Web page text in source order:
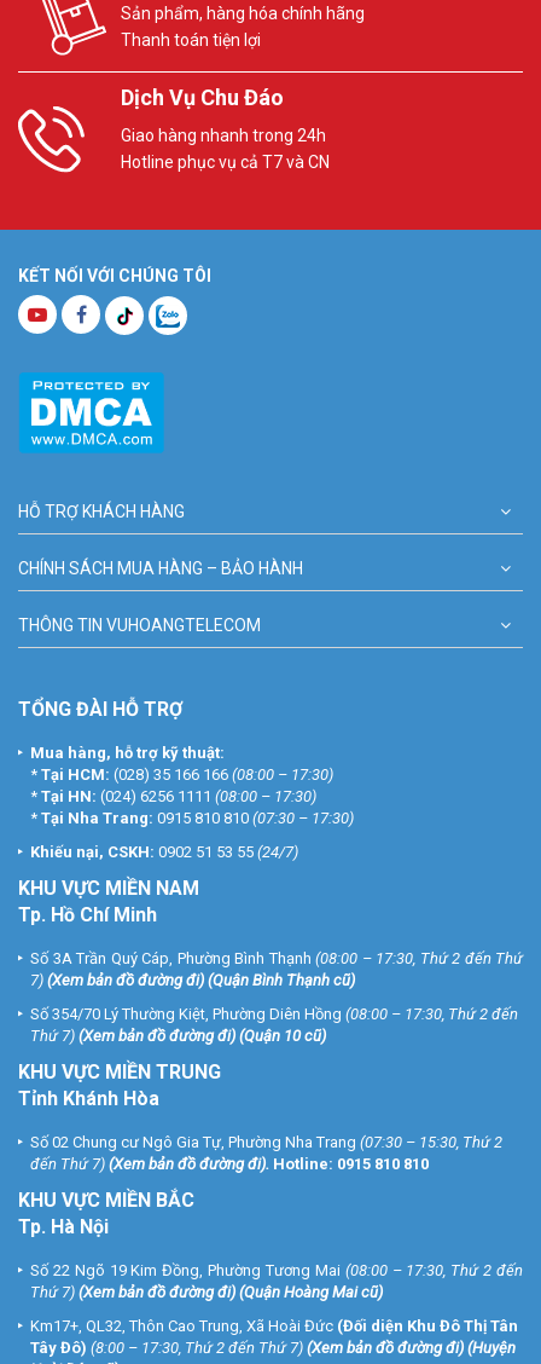
Sản phẩm, hàng hóa chính hãng
Thanh toán tiện lợi
Dịch Vụ Chu Đáo
Giao hàng nhanh trong 24h
Hotline phục vụ cả T7 và CN
KẾT NỐI VỚI CHÚNG TÔI
HỖ TRỢ KHÁCH HÀNG
CHÍNH SÁCH MUA HÀNG – BẢO HÀNH
THÔNG TIN VUHOANGTELECOM
TỔNG ĐÀI HỖ TRỢ
Mua hàng, hỗ trợ kỹ thuật:
* Tại HCM: (028) 35 166 166 (08:00 – 17:30)
* Tại HN: (024) 6256 1111 (08:00 – 17:30)
* Tại Nha Trang: 0915 810 810 (07:30 – 17:30)
Khiếu nại, CSKH: 0902 51 53 55 (24/7)
KHU VỰC MIỀN NAM
Tp. Hồ Chí Minh
Số 3A Trần Quý Cáp, Phường Bình Thạnh (08:00 – 17:30, Thứ 2 đến Thứ
7) (Xem bản đồ đường đi) (Quận Bình Thạnh cũ)
Số 354/70 Lý Thường Kiệt, Phường Diên Hồng (08:00 – 17:30, Thứ 2 đến
Thứ 7) (Xem bản đồ đường đi) (Quận 10 cũ)
KHU VỰC MIỀN TRUNG
Tỉnh Khánh Hòa
Số 02 Chung cư Ngô Gia Tự, Phường Nha Trang (07:30 – 15:30, Thứ 2
đến Thứ 7) (Xem bản đồ đường đi). Hotline: 0915 810 810
KHU VỰC MIỀN BẮC
Tp. Hà Nội
Số 22 Ngõ 19 Kim Đồng, Phường Tương Mai (08:00 – 17:30, Thứ 2 đến
Thứ 7) (Xem bản đồ đường đi) (Quận Hoàng Mai cũ)
Km17+, QL32, Thôn Cao Trung, Xã Hoài Đức (Đối diện Khu Đô Thị Tân
Tây Đô) (8:00 – 17:30, Thứ 2 đến Thứ 7) (Xem bản đồ đường đi) (Huyện